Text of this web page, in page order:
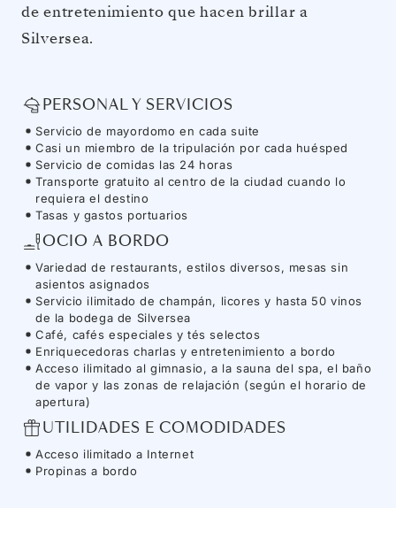
de entretenimiento que hacen brillar a
Silversea.
PERSONAL Y SERVICIOS
Servicio de mayordomo en cada suite
Casi un miembro de la tripulación por cada huésped
Servicio de comidas las 24 horas
Transporte gratuito al centro de la ciudad cuando lo
requiera el destino
Tasas y gastos portuarios
OCIO A BORDO
Variedad de restaurants, estilos diversos, mesas sin
asientos asignados
Servicio ilimitado de champán, licores y hasta 50 vinos
de la bodega de Silversea
Café, cafés especiales y tés selectos
Enriquecedoras charlas y entretenimiento a bordo
Acceso ilimitado al gimnasio, a la sauna del spa, el baño
de vapor y las zonas de relajación (según el horario de
apertura)
UTILIDADES E COMODIDADES
Acceso ilimitado a Internet
Propinas a bordo